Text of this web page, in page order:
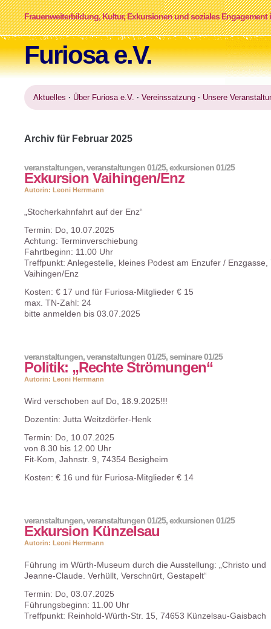
Furiosa e.V.
Frauenweiterbildung, Kultur, Exkursionen und soziales Engagement
Aktuelles · Über Furiosa e.V. · Vereinssatzung · Unsere
Archiv für Februar 2025
Exkursion Vaihingen/Enz
veranstaltungen,veranstaltungen 01/25,exkursionen 01/25
Autorin: Leoni Herrmann
„Stocherkahnfahrt auf der Enz“
Termin: Do, 10.07.2025
Achtung: Terminverschiebung
Fahrtbeginn: 11.00 Uhr
Treffpunkt: Anlegestelle, kleines Podest am Enzufer / Enzgasse,
Vaihingen/Enz
Kosten: € 17 und für Furiosa-Mitglieder € 15
max. TN-Zahl: 24
bitte anmelden bis 03.07.2025
Politik: „Rechte Strömungen“
veranstaltungen,veranstaltungen 01/25,seminare 01/25
Autorin: Leoni Herrmann
Wird verschoben auf Do, 18.9.2025!!!
Dozentin: Jutta Weitzdörfer-Henk
Termin: Do, 10.07.2025
von 8.30 bis 12.00 Uhr
Fit-Kom, Jahnstr. 9, 74354 Besigheim
Kosten: € 16 und für Furiosa-Mitglieder € 14
Exkursion Künzelsau
veranstaltungen,veranstaltungen 01/25,exkursionen 01/25
Autorin: Leoni Herrmann
Führung im Würth-Museum durch die Ausstellung: „Christo und
Jeanne-Claude. Verhüllt, Verschnürt, Gestapelt“
Termin: Do, 03.07.2025
Führungsbeginn: 11.00 Uhr
Treffpunkt: Reinhold-Würth-Str. 15, 74653 Künzelsau-Gaisbach